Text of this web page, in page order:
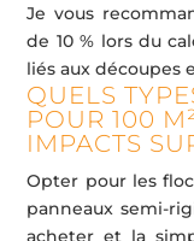
Je vous
de 10 % lors du
liés aux découpes
QUELS
POUR 100
IMPACTS
Opter pour les
panneaux semi-
acheter et la